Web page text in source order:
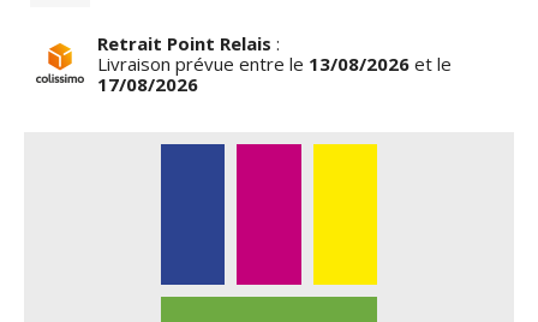
Retrait Point Relais :
Livraison prévue entre le 13/08/2026 et le
17/08/2026